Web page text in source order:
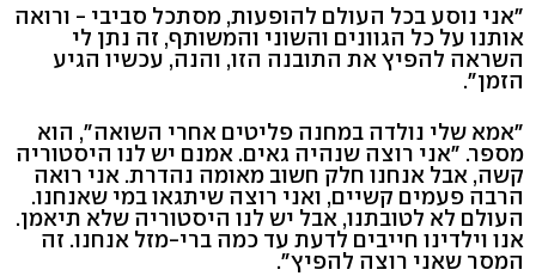
"אני נוסע בכל העולם להופעות, מסתכל סביבי - ורואה
אותנו על כל הגוונים והשוני והמשותף, זה נתן לי
השראה להפיץ את התובנה הזו, והנה, עכשיו הגיע
הזמן".
"אמא שלי נולדה במחנה פליטים אחרי השואה", הוא
מספר. "אני רוצה שנהיה גאים. אמנם יש לנו היסטוריה
קשה, אבל אנחנו חלק חשוב מאומה נהדרת. אני רואה
הרבה פעמים קשיים, ואני רוצה שיתגאו במי שאנחנו.
העולם לא לטובתנו, אבל יש לנו היסטוריה שלא תיאמן.
אנו וילדינו חייבים לדעת עד כמה ברי-מזל אנחנו. זה
המסר שאני רוצה להפיץ".